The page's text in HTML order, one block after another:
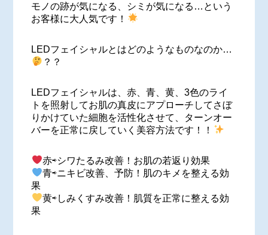
モノの跡が気になる、シミが気になる…という
お客様に大人気です！
LEDフェイシャルとはどのようなものなのか…
？？
LEDフェイシャルは、赤、青、黄、3色のライ
トを照射してお肌の真皮にアプローチしてさぼ
りかけていた細胞を活性化させて、ターンオー
バーを正常に戻していく美容方法です！！
赤⇨シワたるみ改善！お肌の若返り効果
青⇨ニキビ改善、予防！肌のキメを整える効
果
黄⇨しみくすみ改善！肌質を正常に整える効
果